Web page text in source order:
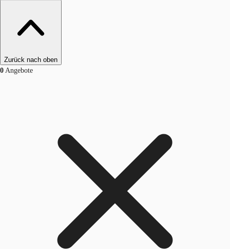
Zurück nach oben
0 Angebote